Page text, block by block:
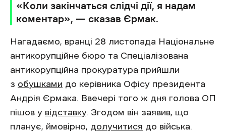
«Коли закінчаться слідчі дії, я надам
коментар», — сказав Єрмак.
Нагадаємо, вранці 28 листопада Національне
антикорупційне бюро та Спеціалізована
антикорупційна прокуратура прийшли
з обушками до керівника Офісу президента
Андрія Єрмака. Ввечері того ж дня голова ОП
пішов у відставку. Згодом він заявив, що
планує, ймовірно, долучитися до війська.